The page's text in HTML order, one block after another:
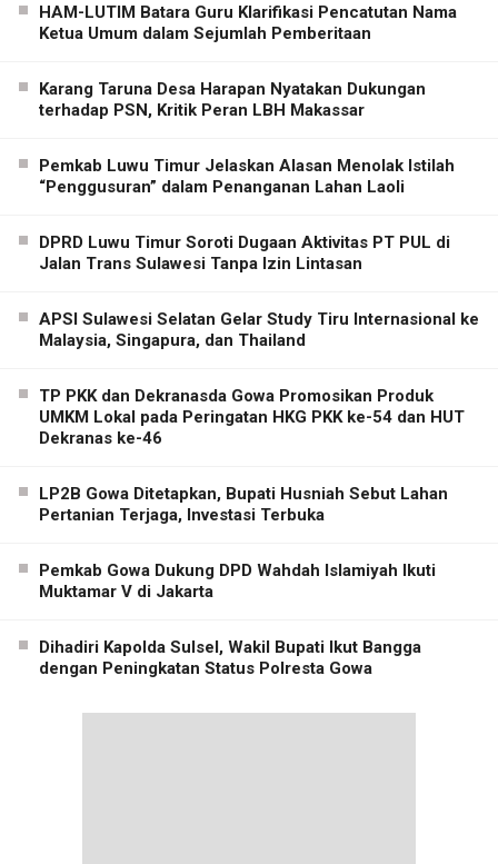
HAM-LUTIM Batara Guru Klarifikasi Pencatutan Nama
Ketua Umum dalam Sejumlah Pemberitaan
Karang Taruna Desa Harapan Nyatakan Dukungan
terhadap PSN, Kritik Peran LBH Makassar
Pemkab Luwu Timur Jelaskan Alasan Menolak Istilah
“Penggusuran” dalam Penanganan Lahan Laoli
DPRD Luwu Timur Soroti Dugaan Aktivitas PT PUL di
Jalan Trans Sulawesi Tanpa Izin Lintasan
APSI Sulawesi Selatan Gelar Study Tiru Internasional ke
Malaysia, Singapura, dan Thailand
TP PKK dan Dekranasda Gowa Promosikan Produk
UMKM Lokal pada Peringatan HKG PKK ke-54 dan HUT
Dekranas ke-46
LP2B Gowa Ditetapkan, Bupati Husniah Sebut Lahan
Pertanian Terjaga, Investasi Terbuka
Pemkab Gowa Dukung DPD Wahdah Islamiyah Ikuti
Muktamar V di Jakarta
Dihadiri Kapolda Sulsel, Wakil Bupati Ikut Bangga
dengan Peningkatan Status Polresta Gowa